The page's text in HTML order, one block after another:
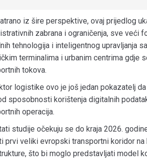
iz šire perspektive, ovaj prijedlog
zabrana i ograničenja, sve veći
tehnologija i inteligentnog upravljanja
terminalima i urbanim centrima gdje
tokova.
logistike ovo je još jedan pokazatelj
sposobnosti korištenja digitalnih
operacija.
studije očekuju se do kraja 2026.
prvi veliki evropski transportni koridor
što bi moglo predstavljati model